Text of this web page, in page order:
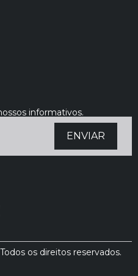
informativos.
os direitos reservados.